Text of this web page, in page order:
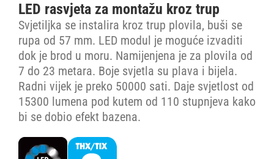
LED rasvjeta za montažu kroz trup
Svjetiljka se instalira kroz trup plovila, buši se
rupa od 57 mm. LED modul je moguće izvaditi
dok je brod u moru. Namijenjena je za plovila od
7 do 23 metara. Boje svjetla su plava i bijela.
Radni vijek je preko 50000 sati. Daje svjetlost od
15300 lumena pod kutem od 110 stupnjeva kako
bi se dobio efekt bazena.